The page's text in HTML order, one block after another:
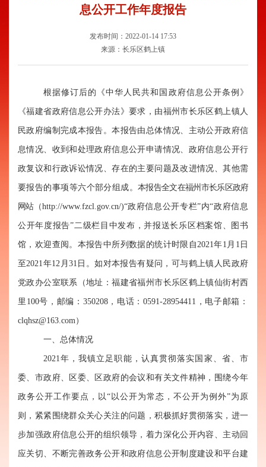
息公开工作年度报告
发布时间：2022-01-14 17:53
来源：长乐区鹤上镇
根据修订后的《中华人民共和国政府信息公开条例》
《福建省政府信息公开办法》要求，由福州市长乐区鹤上 镇人
民政府编制完成本报告。本报告由总体情况、主动公开政府信
息情况、收到和处理政府信息公开申请情况、政府信息公开行
政复议和行政诉讼情况、存在的主要问题及改进情况、其他需
要报告的事项等六个部分组成。本报告全文在福州市长乐区政府
网站 （http://www.fzcl.gov.cn/)“政府信息公开专栏”内“政府信息
公开年度报告”二级栏目中发布，并报送长乐区档案馆、图书
馆，欢迎查阅。本报告中所列数据的统计时限自2021年1月1日
至2021年12月31日。如对本报告有疑问，可与鹤上镇人民政府
党政办公室联系（地址：福建省福州市长乐区鹤上镇仙街村西
里 100号， 邮编： 350208，电话：0591-28954411 ，电子邮箱：
clqhsz@163.com）
一、 总体情况
2021年，我镇立足职能，认真贯彻落实国家、省、市
委、市政府、区委、区政府的会议和有关文件精神，围绕今年
政务公开工作要点， 以 “以公开为常态，不公开为例外”为 原
则，紧紧围绕群众关心关注的问题，积极抓好贯彻落实，进一
步加强政府信息公开的组织领导，着力深化公开内容、主动回
应关切、不断完善政务公开和政府信息公开制度建设和平台建